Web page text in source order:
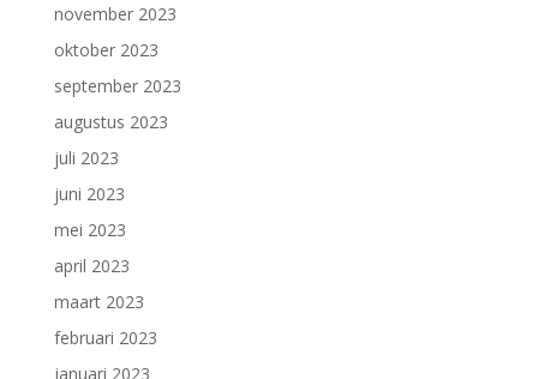
november 2023
oktober 2023
september 2023
augustus 2023
juli 2023
juni 2023
mei 2023
april 2023
maart 2023
februari 2023
januari 2023